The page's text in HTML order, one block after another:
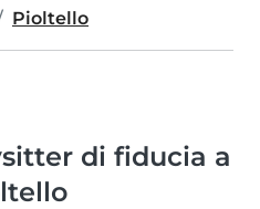
Pioltello
di fiducia a